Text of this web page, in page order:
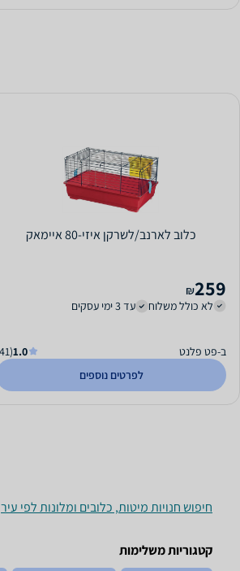
כלוב לארנב/לשרקן איזי-80 איימאק
259
₪
לא כולל משלוח
עד 3 ימי עסקים
ב-פט פלנט 1.0
(41)
לפרטים נוספים
חיפוש חנויות מיטות, כלובים ומלונות לפי עיר
קטגוריות משלימות